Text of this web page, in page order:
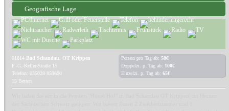
Geografische Lage
01814 Bad Schandau, OT Krippen
F.-G.-Keller-Straße 15
Telefon: 035028 859600
15 Betten
Person pro Tag ab: 50€
Doppelzi. p. Tag ab: 100€
Einzelzi. p. Tag ab: 65€